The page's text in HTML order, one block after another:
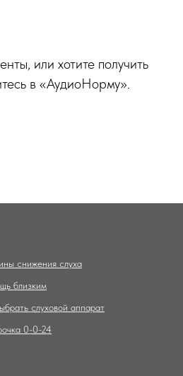
или хотите получить
в «АудиоНорму».
снижения слуха
близким
слуховой аппарат
0-0-24